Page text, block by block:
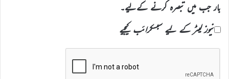
بار جب میں تبصرہ کرنے کےلیے۔
نیوز لیٹر کے لیے سبسکرائب کیجیے